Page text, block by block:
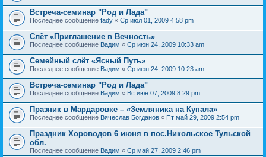
Встреча-семинар "Род и Лада"
Последнее сообщение fady « Ср июл 01, 2009 4:58 pm
Слёт «Приглашение в Вечность»
Последнее сообщение Вадим « Ср июн 24, 2009 10:33 am
Семейный слёт «Ясный Путь»
Последнее сообщение Вадим « Ср июн 24, 2009 10:23 am
Встреча-семинар "Род и Лада"
Последнее сообщение Вадим « Вс июн 07, 2009 8:29 pm
Празник в Мардаровке – «Земляника на Купала»
Последнее сообщение Вячеслав Богданов « Пт май 29, 2009 2:54 pm
Праздник Хороводов 6 июня в пос.Никольское Тульской
обл.
Последнее сообщение Вадим « Ср май 27, 2009 2:46 pm